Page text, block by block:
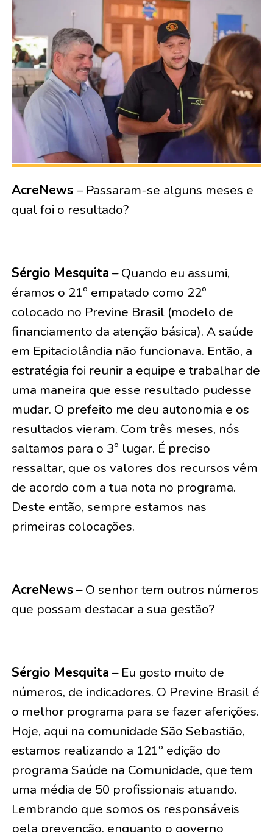
AcreNews – Passaram-se alguns meses e
qual foi o resultado?
Sérgio Mesquita – Quando eu assumi,
éramos o 21º empatado como 22º
colocado no Previne Brasil (modelo de
financiamento da atenção básica). A saúde
em Epitaciolândia não funcionava. Então, a
estratégia foi reunir a equipe e trabalhar de
uma maneira que esse resultado pudesse
mudar. O prefeito me deu autonomia e os
resultados vieram. Com três meses, nós
saltamos para o 3º lugar. É preciso
ressaltar, que os valores dos recursos vêm
de acordo com a tua nota no programa.
Deste então, sempre estamos nas
primeiras colocações.
AcreNews– O senhor tem outros números
que possam destacar a sua gestão?
Sérgio Mesquita – Eu gosto muito de
números, de indicadores. O Previne Brasil é
o melhor programa para se fazer aferições.
Hoje, aqui na comunidade São Sebastião,
estamos realizando a 121º edição do
programa Saúde na Comunidade, que tem
uma média de 50 profissionais atuando.
Lembrando que somos os responsáveis
pela prevenção, enquanto o governo